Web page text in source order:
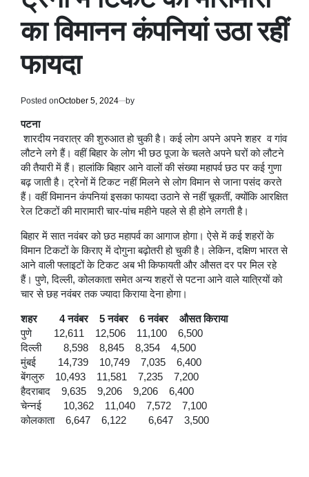
का विमानन कंपनियां उठा रहीं
फायदा
Posted onOctober 5, 2024 by
पटना
शारदीय नवरात्र की शुरुआत हो चुकी है। कई लोग अपने अपने शहर व गांव
लौटने लगे हैं। वहीं बिहार के लोग भी छठ पूजा के चलते अपने घरों को लौटने
की तैयारी में हैं। हालांकि बिहार आने वालों की संख्या महापर्व छठ पर कई गुणा
बढ़ जाती है। ट्रेनों में टिकट नहीं मिलने से लोग विमान से जाना पसंद करते
हैं। वहीं विमानन कंपनियां इसका फायदा उठाने से नहीं चूकतीं, क्योंकि आरक्षित
रेल टिकटों की मारामारी चार-पांच महीने पहले से ही होने लगती है।
बिहार में सात नवंबर को छठ महापर्व का आगाज होगा। ऐसे में कई शहरों के
विमान टिकटों के किराए में दोगुना बढ़ोतरी हो चुकी है। लेकिन, दक्षिण भारत से
आने वाली फ्लाइटों के टिकट अब भी किफायती और औसत दर पर मिल रहे
हैं। पुणे, दिल्ली, कोलकाता समेत अन्य शहरों से पटना आने वाले यात्रियों को
चार से छह नवंबर तक ज्यादा किराया देना होगा।
शहर 4 नवंबर 5 नवंबर 6 नवंबर औसत किराया
पुणे 12,611 12,506 11,100 6,500
दिल्ली 8,598 8,845 8,354 4,500
मुंबई 14,739 10,749 7,035 6,400
बेंगलुरु 10,493 11,581 7,235 7,200
हैदराबाद 9,635 9,206 9,206 6,400
चेन्नई 10,362 11,040 7,572 7,100
कोलकाता 6,647 6,122 6,647 3,500